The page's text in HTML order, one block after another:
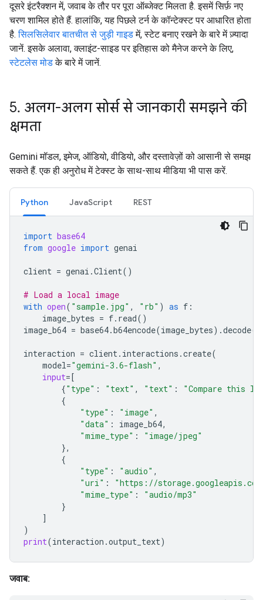
दूसरे इंटरैक्शन में, जवाब के तौर पर पूरा ऑब्जेक्ट मिलता है. इसमें सिर्फ़ नए
चरण शामिल होते हैं. हालांकि, यह पिछले टर्न के कॉन्टेक्स्ट पर आधारित होता
है.सिलसिलेवार बातचीत से जुड़ी गाइडमें, स्टेट बनाए रखने के बारे में ज़्यादा
जानें. इसके अलावा, क्लाइंट-साइड पर इतिहास को मैनेज करने के लिए,
स्टेटलेस मोडके बारे में जानें.
5. अलग-अलग सोर्स से जानकारी समझने की
क्षमता
Gemini मॉडल, इमेज, ऑडियो, वीडियो, और दस्तावेज़ों को आसानी से समझ
सकते हैं. एक ही अनुरोध में टेक्स्ट के साथ-साथ मीडिया भी पास करें.
Python JavaScript REST
import base64
from google import genai
client = genai .Client()
# Load a local image
with open( "sample.jpg" , "rb" ) as f :
image_bytes = f. read()
image_b64 = base64.b64encode(image_bytes) .decode(
interaction = client. interactions .create(
model="gemini-3.6-flash" ,
input=[
{"type" : "text" , "text" :
"Compare this
{
"type" : "image" ,
"data" : image_b64,
"mime_type" :
"image/jpeg"
},
{
"type" : "audio" ,
"uri" :
"https://
"mime_type" :
"audio/mp3"
}
]
)
print(interaction .output_text)
जवाब: